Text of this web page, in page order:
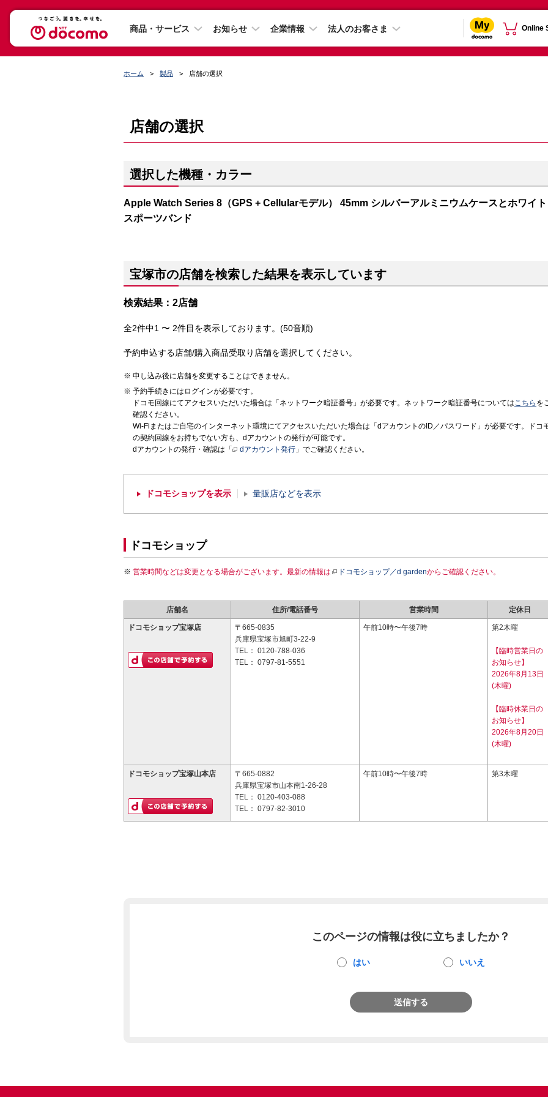
商品・サービス お知らせ 企業情報 法人のお客さま Online
ホーム 製品 店舗の選択
店舗の選択
選択した機種・カラー
Apple Watch Series 8（GPS + Cellularモデル） 45mm シルバーアルミニウムケースとホワイト
スポーツバンド
宝塚市の店舗を検索した結果を表示しています
検索結果：2店舗
全2件中1 〜 2件目を表示しております。(50音順)
予約申込する店舗/購入商品受取り店舗を選択してください。
申し込み後に店舗を変更することはできません。
予約手続きにはログインが必要です。
ドコモ回線にてアクセスいただいた場合は「ネットワーク暗証番号」が必要です。ネットワーク暗証番号についてはこちら を
確認ください。
Wi-Fiまたはご自宅のインターネット環境にてアクセスいただいた場合は「dアカウントのID／パスワード」が必要です。ドコ
の契約回線をお持ちでない方も、dアカウントの発行が可能です。
dアカウントの発行・確認は「
dアカウント発行 」でご確認ください。
ドコモショップを表示 量販店などを表示
ドコモショップ
営業時間などは変更となる場合がございます。最新の情報は ドコモショップ／d gardenからご確認ください。
店舗名 住所/電話番号 営業時間 定休日
ドコモショップ宝塚店
〒665-0835
兵庫県宝塚市旭町3-22-9
TEL： 0120-788-036
TEL： 0797-81-5551
午前10時〜午後7時 第2木曜
【臨時営業日の
お知らせ】
2026年8月13日
(木曜)
【臨時休業日の
お知らせ】
2026年8月20日
(木曜)
ドコモショップ宝塚山本店
〒665-0882
兵庫県宝塚市山本南1-26-28
TEL： 0120-403-088
TEL： 0797-82-3010
午前10時〜午後7時 第3木曜
このページの情報は役に立ちましたか？
はい いいえ
送信する